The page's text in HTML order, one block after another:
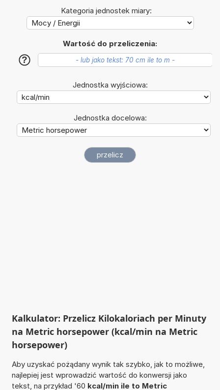
Kategoria jednostek miary:
Wartość do przeliczenia:
?
Jednostka wyjściowa:
Jednostka docelowa:
Kalkulator: Przelicz Kilokaloriach per Minuty
na Metric horsepower (kcal/min na Metric
horsepower)
Aby uzyskać pożądany wynik tak szybko, jak to możliwe,
najlepiej jest wprowadzić wartość do konwersji jako
tekst, na przykład '60 kcal/min ile to Metric